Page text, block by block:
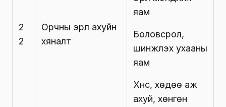
2
2
Орчны эрүүл ахуйн
хяналт
яам
Боловсрол,
шинжлэх ухааны
яам
Хүнс, хөдөө аж
ахуй, хөнгөн